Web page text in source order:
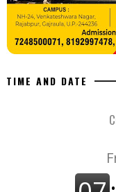
TIME AND DATE